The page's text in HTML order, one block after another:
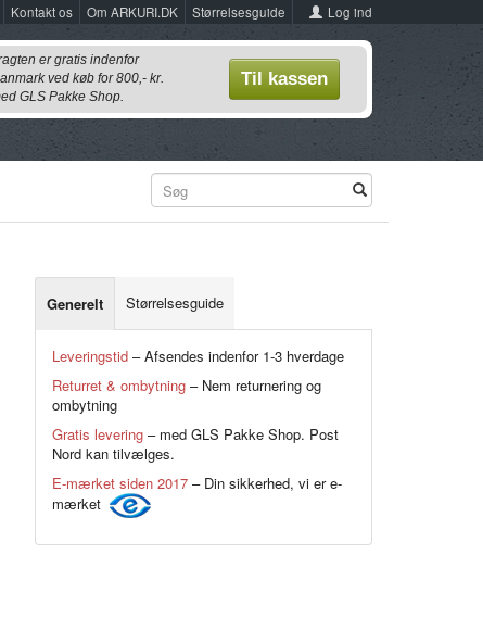
Log ind
Størrelsesguide
Om ARKURI.DK
Kontakt os
er gratis indenfor
ved køb for 800,- kr.
GLS Pakke Shop.
Til kassen
Generelt Størrelsesguide
Leveringstid– Afsendes indenfor 1-3 hverdage
Returret & ombytning– Nem returnering og
ombytning
Gratis levering– med GLS Pakke Shop. Post
Nord kan tilvælges.
E-mærket siden 2017– Din sikkerhed, vi er e-
mærket